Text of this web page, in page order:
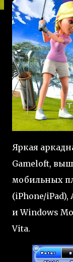
Яркая
Gameloft,
мобильных
(iPhone/iPad),
и Windows
Vita.